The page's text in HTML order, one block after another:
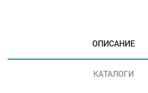
ОПИСАНИЕ
КАТАЛОГИ